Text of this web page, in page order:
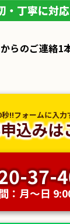
丁寧に対応
らのご連絡1
!!フォームに入力
込みは
37-
：月〜日